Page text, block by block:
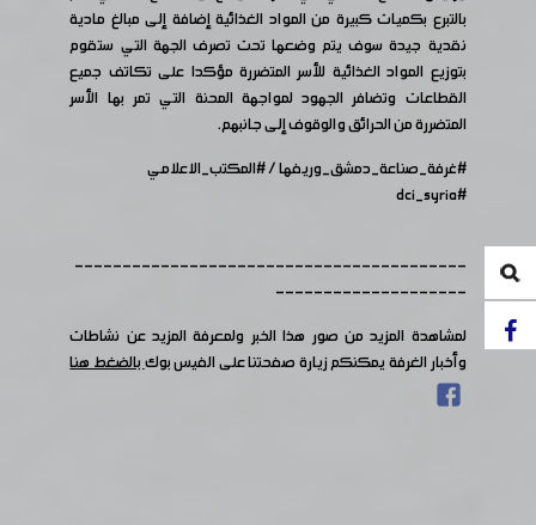
بالتبرع بكميات كبيرة من المواد الغذائية إضافة إلى مبالغ مادية
نقدية جيدة سوف يتم وضعها تحت تصرف الجهة التي ستقوم
بتوزيع المواد الغذائية للأسر المتضررة مؤكدا على تكاتف جميع
القطاعات وتضافر الجهود لمواجهة المحنة التي تمر بها الأسر
المتضررة من الحرائق والوقوف إلى جانبهم.
#غرفة_صناعة_دمشق_وريفها/#المكتب_الاعلامي
#dci_syria
-----------------------------------------
--------------------
لمشاهدة المزيد من صور هذا الخبر ولمعرفة المزيد عن نشاطات
وأخبار الغرفة يمكنكم زيارة صفحتنا على الفيس بوكبالضغط هنا